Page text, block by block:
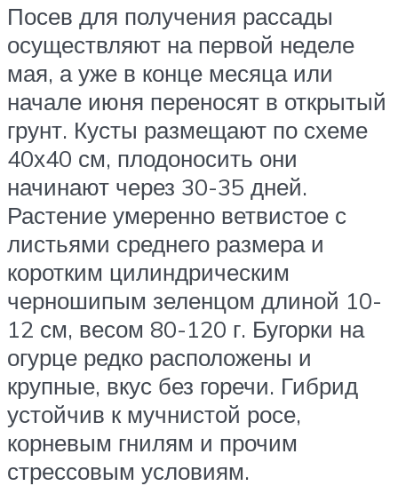
Посев для получения рассады
осуществляют на первой неделе
мая, а уже в конце месяца или
начале июня переносят в открытый
грунт. Кусты размещают по схеме
40х40 см, плодоносить они
начинают через 30-35 дней.
Растение умеренно ветвистое с
листьями среднего размера и
коротким цилиндрическим
черношипым зеленцом длиной 10-
12 см, весом 80-120 г. Бугорки на
огурце редко расположены и
крупные, вкус без горечи. Гибрид
устойчив к мучнистой росе,
корневым гнилям и прочим
стрессовым условиям.